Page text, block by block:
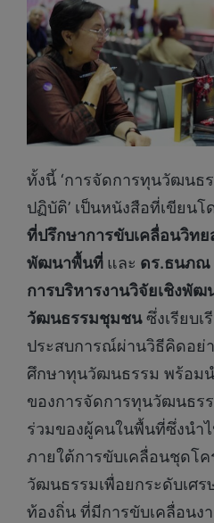
ทั้งนี้ ‘การจัดการทุนวัฒนธ
ปฏิบัติ’ เป็นหนังสือที่เขียนโ
ที่ปรึกษาการขับเคลื่อนวิท
พัฒนาพื้นที่ และ ดร.ธนภณ
การบริหารงานวิจัยเชิงพั
วัฒนธรรมชุมชนซึ่งเรียบเ
ประสบการณ์ผ่านวิธีคิดอย่
ศึกษาทุนวัฒนธรรม พร้อมน
ของการจัดการทุนวัฒนธร
ร่วมของผู้คนในพื้นที่ซึ่งนำไ
ภายใต้การขับเคลื่อนชุดโ
วัฒนธรรมเพื่อยกระดับเศ
ท้องถิ่น ที่มีการขับเคลื่อนง